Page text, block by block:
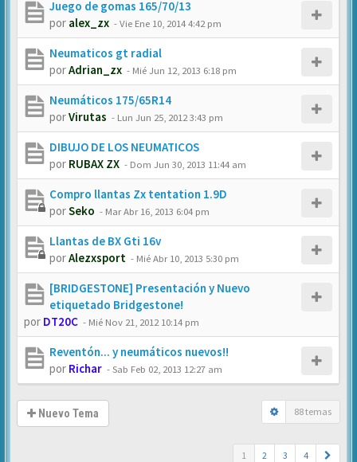
Juego de gomas 165/70/13
por alex_zx -Vie Ene 10, 2014 4:42 pm
Neumaticos gt radial
porAdrian_zx - Mié Jun 12, 2013 6:18 pm
Neumáticos 175/65R14
porVirutas - Lun Jun 25, 2012 3:43 pm
DIBUJO DE LOS NEUMATICOS
por RUBAX ZX - Dom Jun 30, 2013 11:44 am
Compro llantas Zx tentation 1.9D
porSeko - Mar Abr 16, 2013 6:04 pm
Llantas de BX Gti 16v
porAlezxsport - Mié Abr 10, 2013 5:30 pm
[BRIDGESTONE] Presentación y Nuevo
etiquetado Bridgestone!
por DT20C - Mié Nov 21, 2012 10:14 pm
Reventón... y neumáticos nuevos!!
por Richar -Sab Feb 02, 2013 12:27 am
Nuevo Tema 88 temas
1 2 3 4